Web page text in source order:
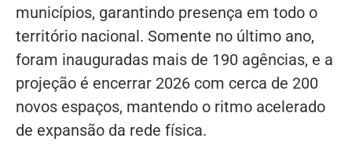
municípios, garantindo presença em todo o
território nacional. Somente no último ano,
foram inauguradas mais de 190 agências, e a
projeção é encerrar 2026 com cerca de 200
novos espaços, mantendo o ritmo acelerado
de expansão da rede física.